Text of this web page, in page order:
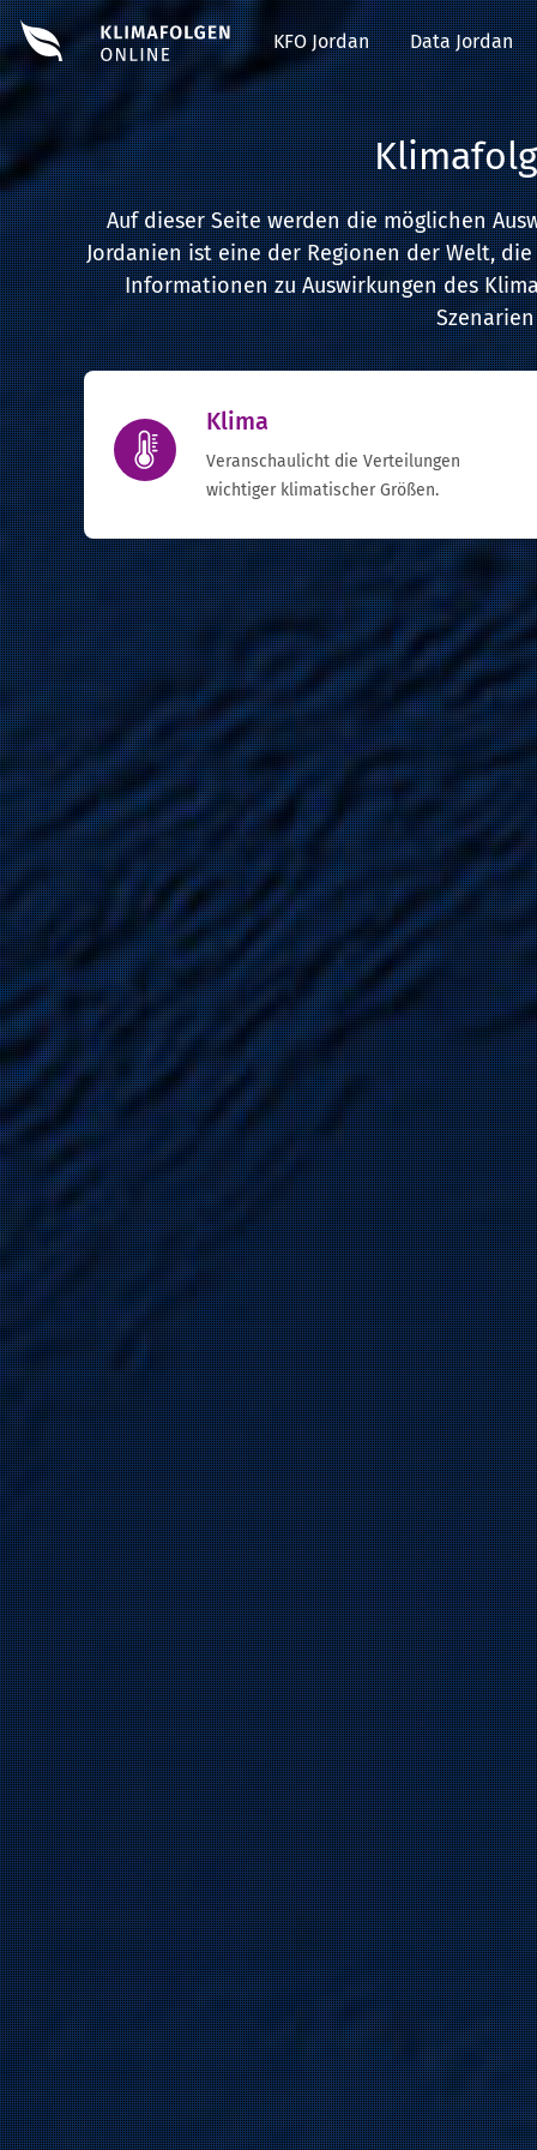
#EDIT#
KFO Jordan
Data Jordan
Auf dieser Seite werden die möglichen
Jordanien ist eine der Regionen der Welt,
Informationen zu Auswirkungen des
Klima
Veranschaulicht die Verteilungen
wichtiger klimatischer Größen.